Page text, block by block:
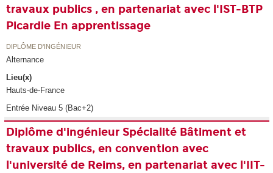
travaux publics , en partenariat avec l'IST-BTP
Picardie En apprentissage
DIPLÔME D'INGÉNIEUR
Alternance
Lieu(x)
Hauts-de-France
Entrée Niveau 5 (Bac+2)
Diplôme d'ingénieur Spécialité Bâtiment et
travaux publics, en convention avec
l'université de Reims, en partenariat avec l'IIT-